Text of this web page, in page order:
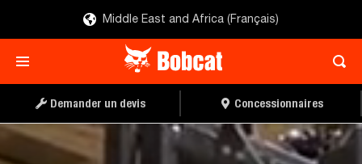
Middle East and Africa (Français)
Demander un devis Concessionnaires